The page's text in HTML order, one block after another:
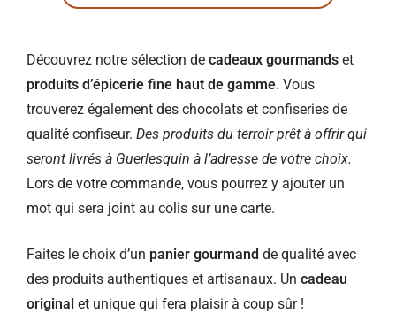
Découvrez notre sélection de cadeaux gourmands et
produits d’épicerie fine haut de gamme. Vous
trouverez également des chocolats et confiseries de
qualité confiseur. Des produits du terroir prêt à offrir qui
seront livrés à Guerlesquin à l’adresse de votre choix.
Lors de votre commande, vous pourrez y ajouter un
mot qui sera joint au colis sur une carte.
Faites le choix d’un panier gourmand de qualité avec
des produits authentiques et artisanaux. Un cadeau
original et unique qui fera plaisir à coup sûr !